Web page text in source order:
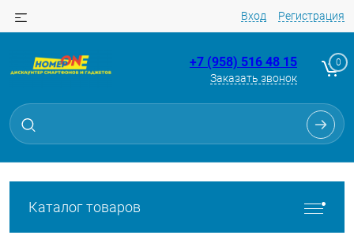
Вход Регистрация
+7 (958) 516 48 15
Заказать звонок
0
Каталог товаров
Для клиентов всех банков
Разбейте
без переплат